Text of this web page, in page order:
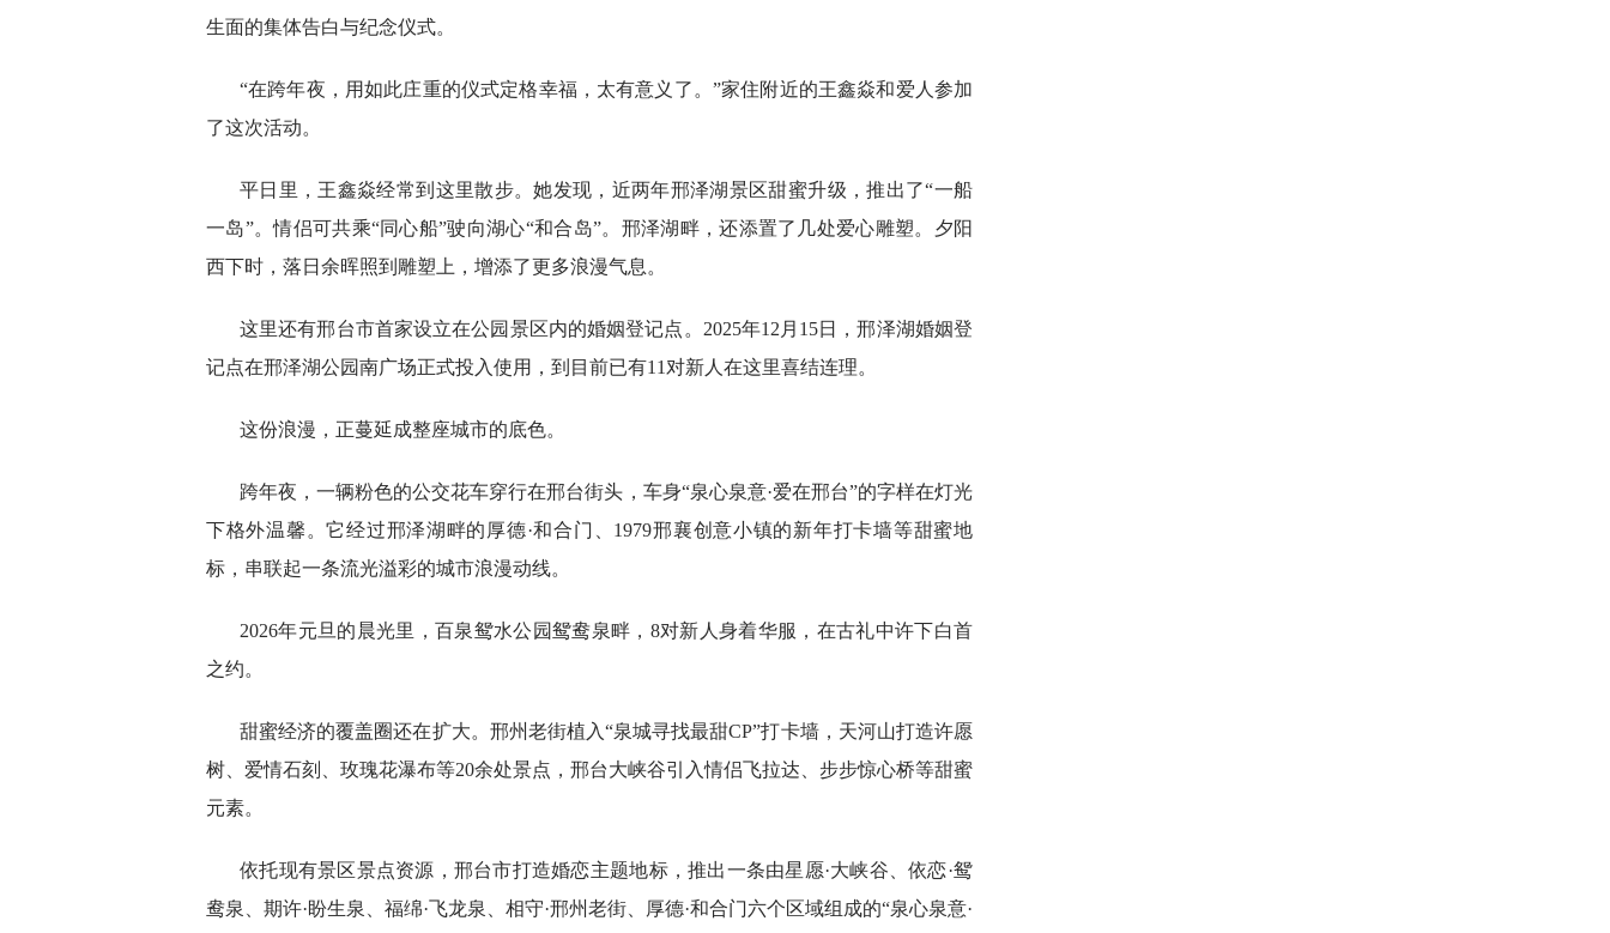
生面的集体告白与纪念仪式。
“在跨年夜，用如此庄重的仪式定格幸福，太有意义了。”家住附近的王鑫焱和爱人参加
了这次活动。
平日里，王鑫焱经常到这里散步。她发现，近两年邢泽湖景区甜蜜升级，推出了“一船
一岛”。情侣可共乘“同心船”驶向湖心“和合岛”。邢泽湖畔，还添置了几处爱心雕塑。夕阳
西下时，落日余晖照到雕塑上，增添了更多浪漫气息。
这里还有邢台市首家设立在公园景区内的婚姻登记点。2025年12月15日，邢泽湖婚姻登
记点在邢泽湖公园南广场正式投入使用，到目前已有11对新人在这里喜结连理。
这份浪漫，正蔓延成整座城市的底色。
跨年夜，一辆粉色的公交花车穿行在邢台街头，车身“泉心泉意·爱在邢台”的字样在灯光
下格外温馨。它经过邢泽湖畔的厚德·和合门、1979邢襄创意小镇的新年打卡墙等甜蜜地
标，串联起一条流光溢彩的城市浪漫动线。
2026年元旦的晨光里，百泉鸳水公园鸳鸯泉畔，8对新人身着华服，在古礼中许下白首
之约。
甜蜜经济的覆盖圈还在扩大。邢州老街植入“泉城寻找最甜CP”打卡墙，天河山打造许愿
树、爱情石刻、玫瑰花瀑布等20余处景点，邢台大峡谷引入情侣飞拉达、步步惊心桥等甜蜜
元素。
依托现有景区景点资源，邢台市打造婚恋主题地标，推出一条由星愿·大峡谷、依恋·鸳
鸯泉、期许·盼生泉、福绵·飞龙泉、相守·邢州老街、厚德·和合门六个区域组成的“泉心泉意·